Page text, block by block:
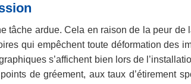
ardue. Cela en raison de la peur
qui empêchent toute déformation des
s’affichent bien lors de
de gréement, aux taux d’étirement